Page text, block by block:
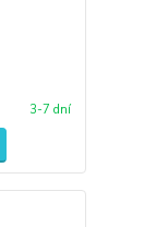
3-7 dní